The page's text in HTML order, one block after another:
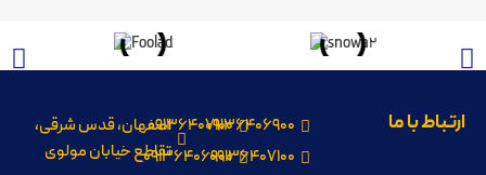
ارتباط با ما
09136406900
09136407100
09136407100
09136406900
اصفهان، قدس شرقی،
تقاطع خیابان مولوی